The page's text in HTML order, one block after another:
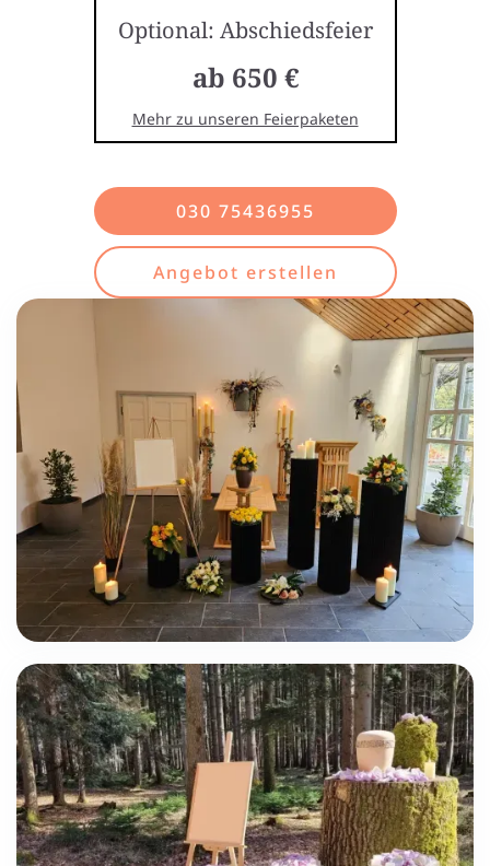
Optional: Abschiedsfeier
ab 650 €
Mehr zu unseren Feierpaketen
030 75436955
Angebot erstellen